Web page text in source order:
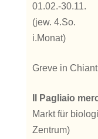
01.02.-30.11.
(jew. 4.So.
i.Monat)
Greve in
Il Pagliaio
Markt für
Zentrum)